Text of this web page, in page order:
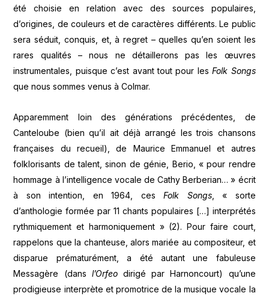
été choisie en relation avec des sources populaires,
d’origines, de couleurs et de caractères différents. Le public
sera séduit, conquis, et, à regret – quelles qu’en soient les
rares qualités – nous ne détaillerons pas les œuvres
instrumentales, puisque c’est avant tout pour lesFolk Songs
que nous sommes venus à Colmar.
Apparemment loin des générations précédentes, de
Canteloube (bien qu’il ait déjà arrangé les trois chansons
françaises du recueil), de Maurice Emmanuel et autres
folklorisants de talent, sinon de génie, Berio, « pour rendre
hommage à l’intelligence vocale de Cathy Berberian… » écrit
à son intention, en 1964, cesFolk Songs, « sorte
d’anthologie formée par 11 chants populaires […] interprétés
rythmiquement et harmoniquement » (2). Pour faire court,
rappelons que la chanteuse, alors mariée au compositeur, et
disparue prématurément, a été autant une fabuleuse
Messagère (dans l’Orfeodirigé par Harnoncourt) qu’une
prodigieuse interprète et promotrice de la musique vocale la